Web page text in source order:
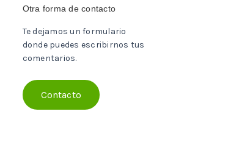
Otra forma de contacto
Te dejamos un formulario
donde puedes escribirnos tus
comentarios.
Contacto